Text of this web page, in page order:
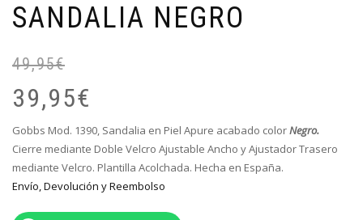
SANDALIA NEGRO
49,95€
39,95€
Gobbs Mod. 1390, Sandalia en Piel Apure acabado colorNegro.
Cierre mediante Doble Velcro Ajustable Ancho y Ajustador Trasero
mediante Velcro. Plantilla Acolchada. Hecha en España.
Envío, Devolución y Reembolso